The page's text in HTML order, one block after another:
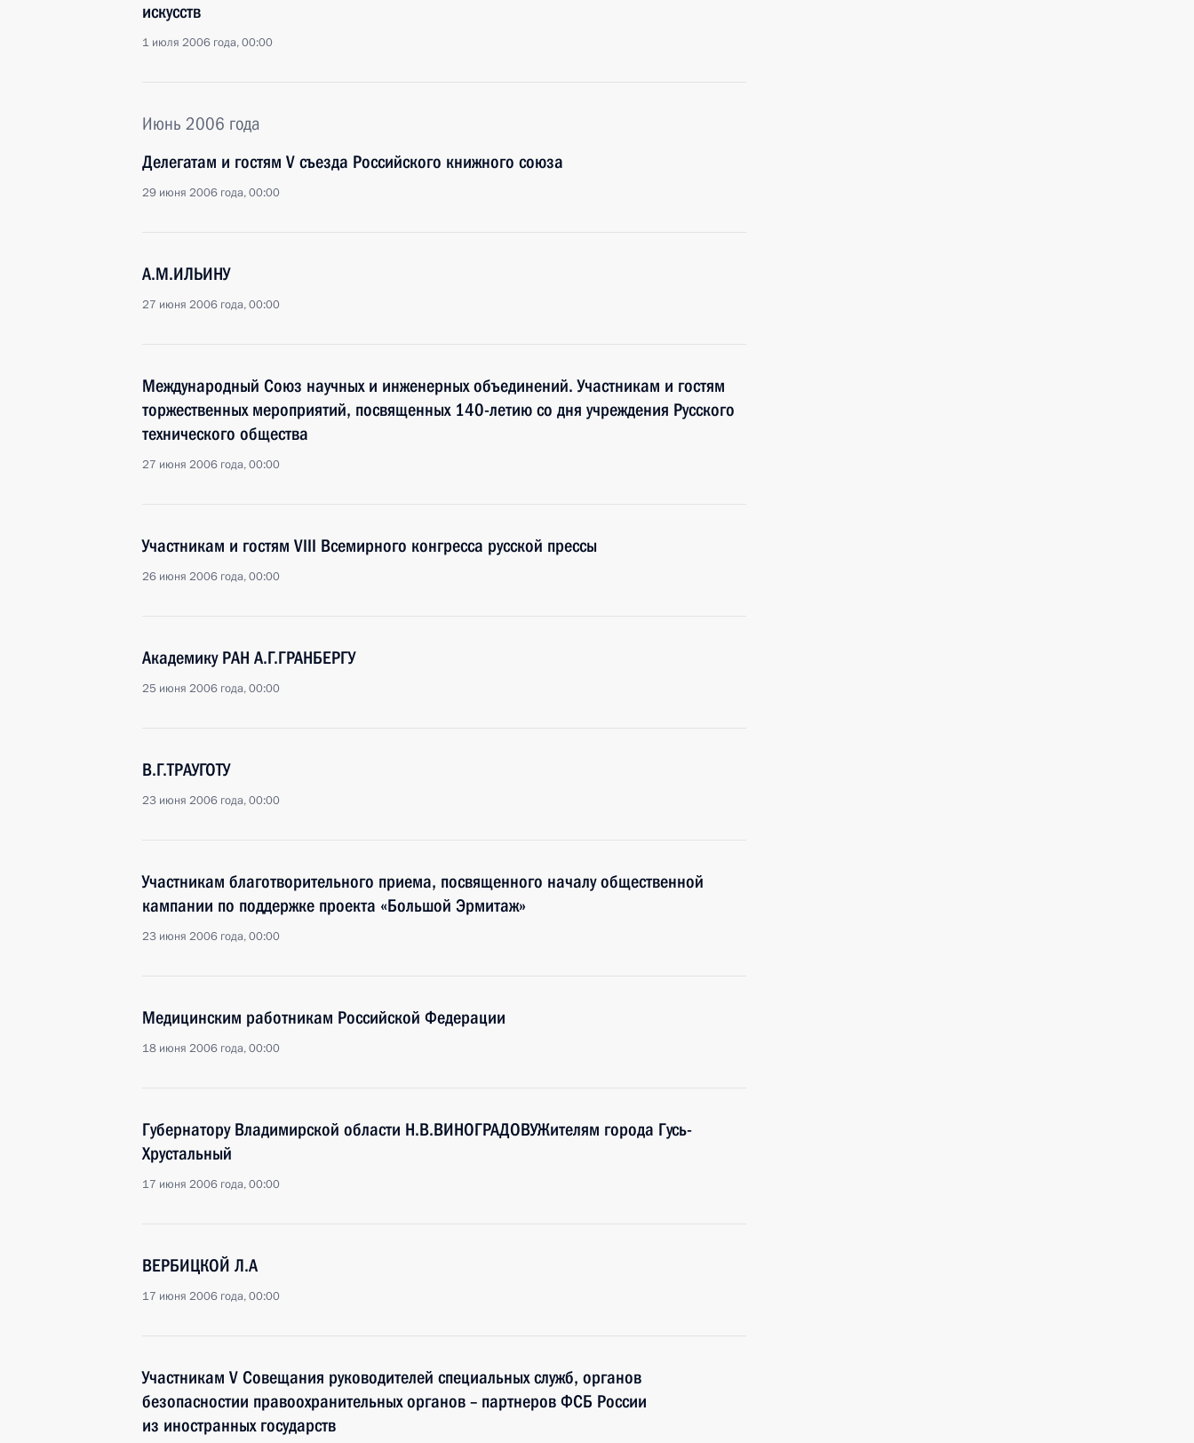
искусств
1 июля 2006 года, 00:00
Июнь 2006 года
Делегатам и гостям V съезда Российского книжного союза
29 июня 2006 года, 00:00
А.М.ИЛЬИНУ
27 июня 2006 года, 00:00
Международный Союз научных и инженерных объединений. Участникам и гостям
торжественных мероприятий, посвященных 140-летию со дня учреждения Русского
технического общества
27 июня 2006 года, 00:00
Участникам и гостям VIII Всемирного конгресса русской прессы
26 июня 2006 года, 00:00
Академику РАН А.Г.ГРАНБЕРГУ
25 июня 2006 года, 00:00
В.Г.ТРАУГОТУ
23 июня 2006 года, 00:00
Участникам благотворительного приема, посвященного началу общественной
кампании по поддержке проекта «Большой Эрмитаж»
23 июня 2006 года, 00:00
Медицинским работникам Российской Федерации
18 июня 2006 года, 00:00
Губернатору Владимирской области Н.В.ВИНОГРАДОВУЖителям города Гусь-
Хрустальный
17 июня 2006 года, 00:00
ВЕРБИЦКОЙ Л.А
17 июня 2006 года, 00:00
Участникам V Совещания руководителей специальных служб, органов
безопасностии правоохранительных органов – партнеров ФСБ России
из иностранных государств